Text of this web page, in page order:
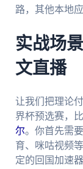
路，其他本地
实战场
文直播
让我们把理论
界杯预选赛，
尔。你首先需
育、咪咕视频
定的回国加速